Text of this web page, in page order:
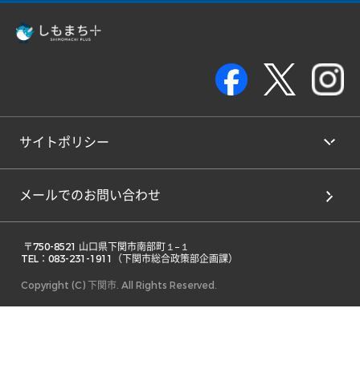
サイトポリシー
メールでのお問い合わせ
TEL：083-231-1911（下関市総合政策部企画課）
Copyright (C) 下関市. All Rights Reserved.